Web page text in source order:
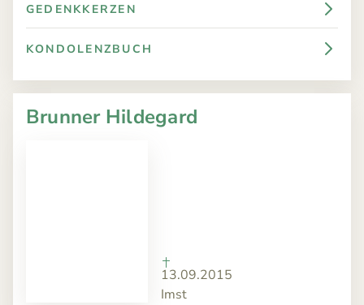
GEDENKKERZEN
KONDOLENZBUCH
Brunner Hildegard
13.09.2015
Imst